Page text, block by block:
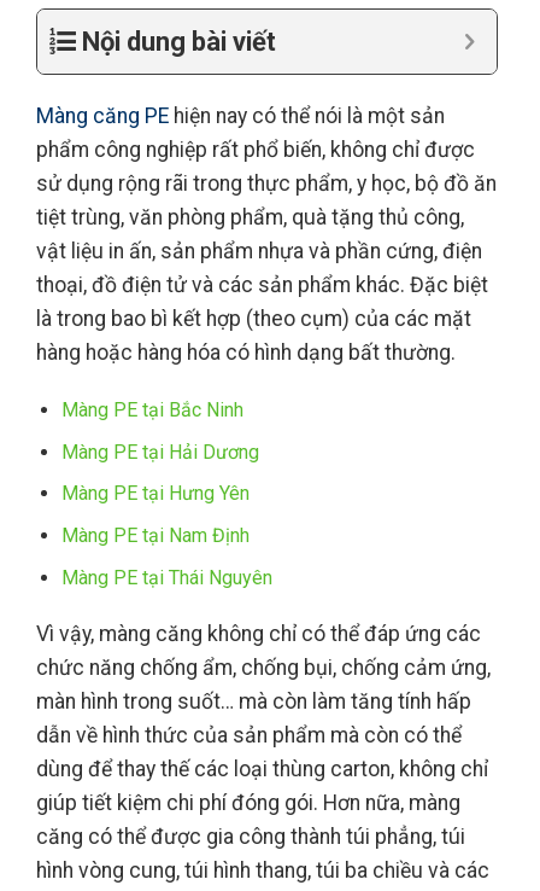
Nội dung bài viết
Màng căng PE hiện nay có thể nói là một sản
phẩm công nghiệp rất phổ biến, không chỉ được
sử dụng rộng rãi trong thực phẩm, y học, bộ đồ ăn
tiệt trùng, văn phòng phẩm, quà tặng thủ công,
vật liệu in ấn, sản phẩm nhựa và phần cứng, điện
thoại, đồ điện tử và các sản phẩm khác. Đặc biệt
là trong bao bì kết hợp (theo cụm) của các mặt
hàng hoặc hàng hóa có hình dạng bất thường.
Màng PE tại Bắc Ninh
Màng PE tại Hải Dương
Màng PE tại Hưng Yên
Màng PE tại Nam Định
Màng PE tại Thái Nguyên
Vì vậy, màng căng không chỉ có thể đáp ứng các
chức năng chống ẩm, chống bụi, chống cảm ứng,
màn hình trong suốt… mà còn làm tăng tính hấp
dẫn về hình thức của sản phẩm mà còn có thể
dùng để thay thế các loại thùng carton, không chỉ
giúp tiết kiệm chi phí đóng gói. Hơn nữa, màng
căng có thể được gia công thành túi phẳng, túi
hình vòng cung, túi hình thang, túi ba chiều và các